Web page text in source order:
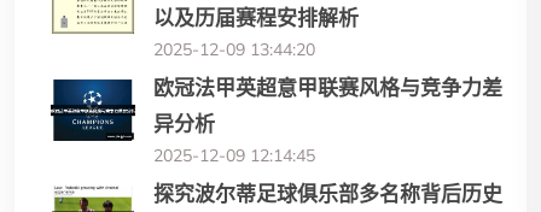
以及历届赛程安排解析
2025-12-09 13:44:20
欧冠法甲英超意甲联赛风格与竞争力差
异分析
2025-12-09 12:14:45
探究波尔蒂足球俱乐部多名称背后历史